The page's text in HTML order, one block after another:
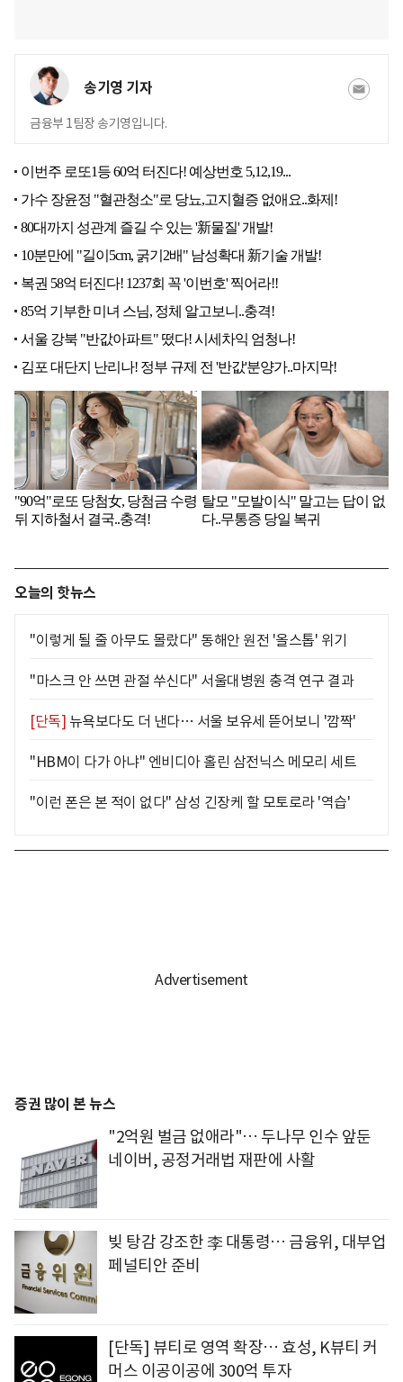
송기영 기자
금융부 1팀장 송기영입니다.
오늘의 핫뉴스
"이렇게 될 줄 아무도 몰랐다" 동해안 원전 '올스톱' 위기
"마스크 안 쓰면 관절 쑤신다" 서울대병원 충격 연구 결과
[단독] 뉴욕보다도 더 낸다… 서울 보유세 뜯어보니 '깜짝'
"HBM이 다가 아냐" 엔비디아 홀린 삼전닉스 메모리 세트
"이런 폰은 본 적이 없다" 삼성 긴장케 할 모토로라 '역습'
증권 많이 본 뉴스
"2억원 벌금 없애라"… 두나무 인수 앞둔
네이버, 공정거래법 재판에 사활
빚 탕감 강조한 李 대통령… 금융위, 대부업
페널티안 준비
[단독] 뷰티로 영역 확장… 효성, K뷰티 커
머스 이공이공에 300억 투자